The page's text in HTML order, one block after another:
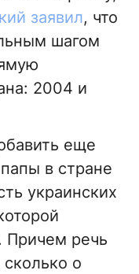
заявил, что
шагом
2004 и
еще
в стране
украинских
Причем речь
о